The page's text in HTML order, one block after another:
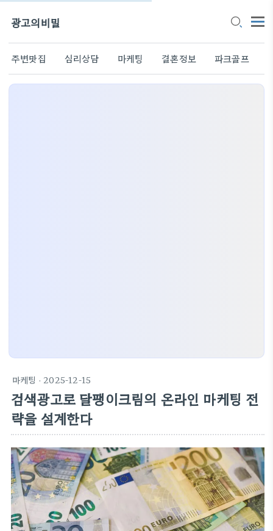
광고의비밀
주변맛집 심리상담 마케팅 결혼정보 파크골프
마케팅 · 2025-12-15
검색광고로 달팽이크림의 온라인 마케팅 전
략을 설계한다